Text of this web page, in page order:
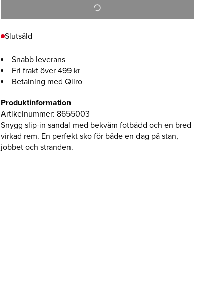
Slutsåld
Snabb leverans
Fri frakt över 499 kr
Betalning med Qliro
Produktinformation
Artikelnummer: 8655003
Snygg slip-in sandal med bekväm fotbädd och en bred
virkad rem. En perfekt sko för både en dag på stan,
jobbet och stranden.